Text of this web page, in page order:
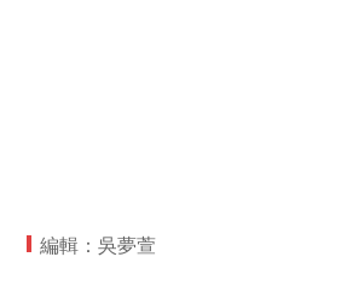
編輯：吳夢萱